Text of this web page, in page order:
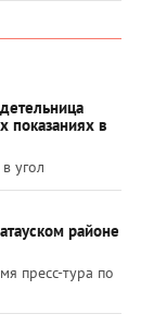
показаниях в
угол
районе
пресс-тура по